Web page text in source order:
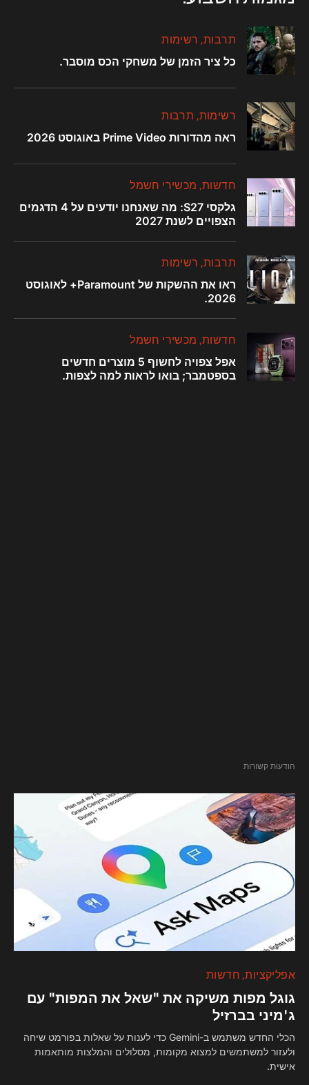
תרבות רשימות
כל ציר הזמן של משחקי הכס מוסבר.
רשימות תרבות
ראה מהדורות Prime Video באוגוסט 2026
חדשות מכשירי חשמל
גלקסי S27: מה שאנחנו יודעים על 4 הדגמים
הצפויים לשנת 2027
תרבות רשימות
ראו את ההשקות של Paramount+ לאוגוסט
2026.
חדשות מכשירי חשמל
אפל צפויה לחשוף 5 מוצרים חדשים
בספטמבר; בואו לראות למה לצפות.
הודעות קשורות
אפליקציות חדשות
גוגל מפות משיקה את "שאל את המפות" עם
ג'מיני בברזיל
הכלי החדש משתמש ב-Gemini כדי לענות על שאלות בפורמט שיחה
ולעזור למשתמשים למצוא מקומות, מסלולים והמלצות מותאמות
אישית.